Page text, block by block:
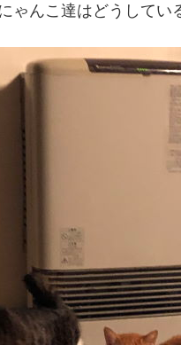
ゃんこ達はどうしてい